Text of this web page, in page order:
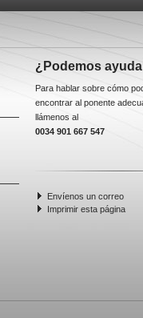
¿Podemos
Para hablar sobre cómo
encontrar al ponente
llámenos al
0034 901 667 547
Envíenos un correo
Imprimir esta página